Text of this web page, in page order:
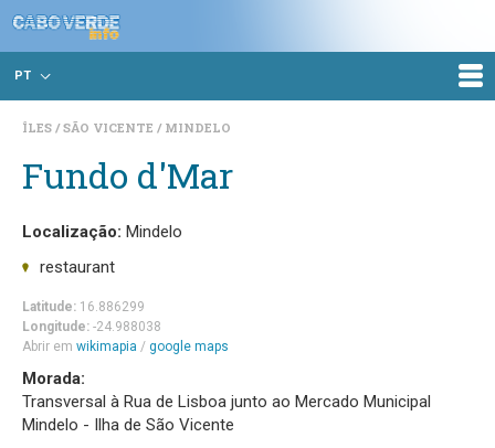
PT
ÎLES SÃO VICENTE MINDELO
Fundo d'Mar
Localização: Mindelo
restaurant
Latitude: 16.886299
Longitude: -24.988038
Abrir em wikimapia / google maps
Morada:
Transversal à Rua de Lisboa junto ao Mercado Municipal
Mindelo - Ilha de São Vicente